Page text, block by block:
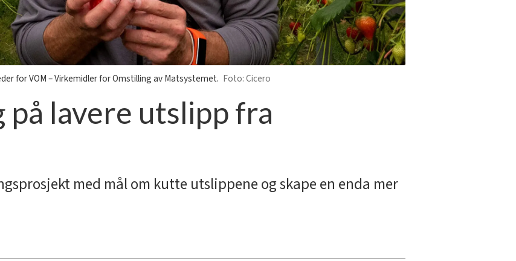
for VOM – Virkemidler for Omstilling av Matsystemet. Cicero
på lavere utslipp fra
med mål om kutte utslippene og skape en enda mer